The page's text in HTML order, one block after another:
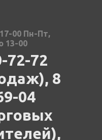
00 Пн-Пт,
13-00
72-72
8
04